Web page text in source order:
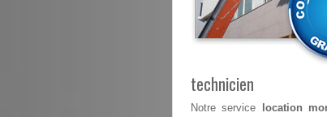
technicien
Notre service location